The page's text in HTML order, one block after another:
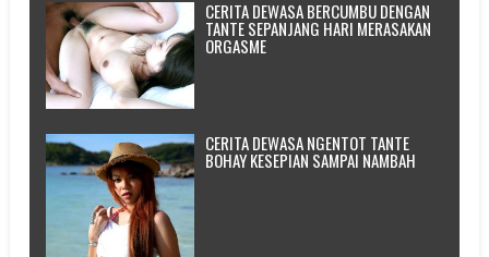
CERITA DEWASA BERCUMBU DENGAN
TANTE SEPANJANG HARI MERASAKAN
ORGASME
CERITA DEWASA NGENTOT TANTE
BOHAY KESEPIAN SAMPAI NAMBAH